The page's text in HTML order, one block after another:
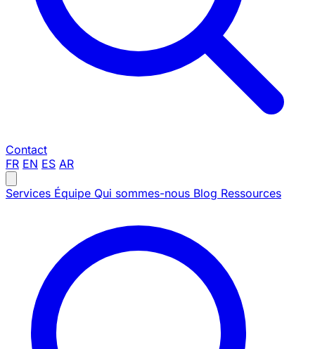
Contact
FR EN ES AR
Services Équipe Qui sommes-nous Blog Ressources